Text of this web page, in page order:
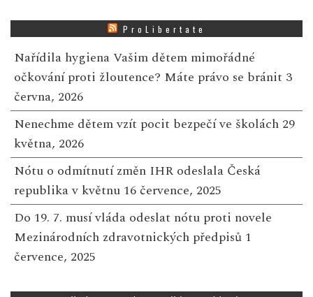
ProLibertate
Nařídila hygiena Vašim dětem mimořádné
očkování proti žloutence? Máte právo se bránit 3
června, 2026
Nenechme dětem vzít pocit bezpečí ve školách 29
května, 2026
Nótu o odmítnutí změn IHR odeslala Česká
republika v květnu 16 července, 2025
Do 19. 7. musí vláda odeslat nótu proti novele
Mezinárodních zdravotnických předpisů 1
července, 2025